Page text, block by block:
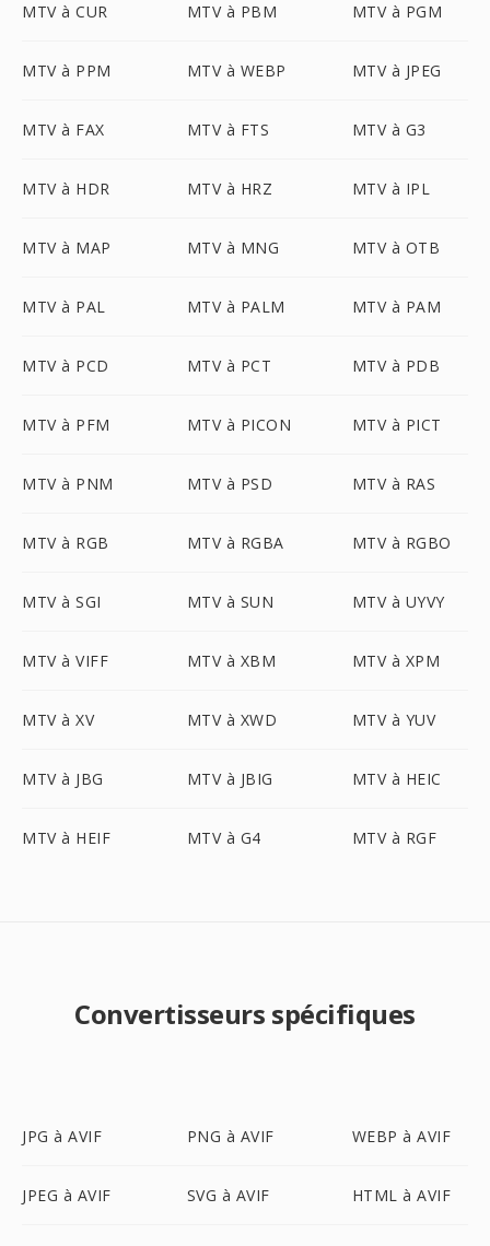
MTV à CUR MTV à PBM MTV à PGM
MTV à PPM MTV à WEBP MTV à JPEG
MTV à FAX MTV à FTS MTV à G3
MTV à HDR MTV à HRZ MTV à IPL
MTV à MAP MTV à MNG MTV à OTB
MTV à PAL MTV à PALM MTV à PAM
MTV à PCD MTV à PCT MTV à PDB
MTV à PFM MTV à PICON MTV à PICT
MTV à PNM MTV à PSD MTV à RAS
MTV à RGB MTV à RGBA MTV à RGBO
MTV à SGI MTV à SUN MTV à UYVY
MTV à VIFF MTV à XBM MTV à XPM
MTV à XV MTV à XWD MTV à YUV
MTV à JBG MTV à JBIG MTV à HEIC
MTV à HEIF MTV à G4 MTV à RGF
Convertisseurs spécifiques
JPG à AVIF PNG à AVIF WEBP à AVIF
JPEG à AVIF SVG à AVIF HTML à AVIF